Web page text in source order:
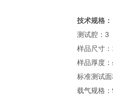
技术规格：
测试腔：3
样品尺寸
样品厚度
标准测试
载气规格